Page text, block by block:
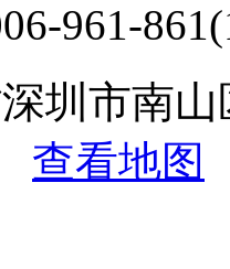
961-
圳市南
查看地图